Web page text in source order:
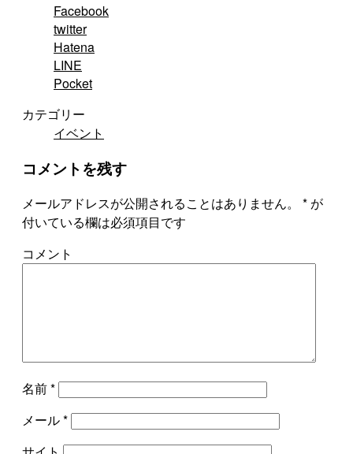
Facebook
twitter
Hatena
LINE
Pocket
カテゴリー
イベント
コメントを残す
メールアドレスが公開されることはありません。 * が
付いている欄は必須項目です
コメント
名前*
メール*